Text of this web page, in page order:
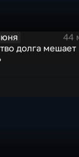
44
долга мешает